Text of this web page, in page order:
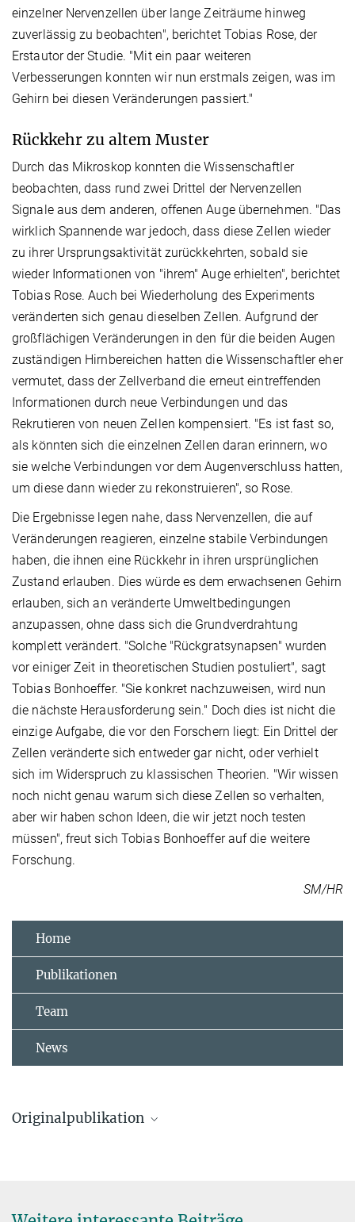
einzelner Nervenzellen über lange Zeiträume hinweg
zuverlässig zu beobachten", berichtet Tobias Rose, der
Erstautor der Studie. "Mit ein paar weiteren
Verbesserungen konnten wir nun erstmals zeigen, was im
Gehirn bei diesen Veränderungen passiert."
Rückkehr zu altem Muster
Durch das Mikroskop konnten die Wissenschaftler
beobachten, dass rund zwei Drittel der Nervenzellen
Signale aus dem anderen, offenen Auge übernehmen. "Das
wirklich Spannende war jedoch, dass diese Zellen wieder
zu ihrer Ursprungsaktivität zurückkehrten, sobald sie
wieder Informationen von "ihrem" Auge erhielten", berichtet
Tobias Rose. Auch bei Wiederholung des Experiments
veränderten sich genau dieselben Zellen. Aufgrund der
großflächigen Veränderungen in den für die beiden Augen
zuständigen Hirnbereichen hatten die Wissenschaftler eher
vermutet, dass der Zellverband die erneut eintreffenden
Informationen durch neue Verbindungen und das
Rekrutieren von neuen Zellen kompensiert. "Es ist fast so,
als könnten sich die einzelnen Zellen daran erinnern, wo
sie welche Verbindungen vor dem Augenverschluss hatten,
um diese dann wieder zu rekonstruieren", so Rose.
Die Ergebnisse legen nahe, dass Nervenzellen, die auf
Veränderungen reagieren, einzelne stabile Verbindungen
haben, die ihnen eine Rückkehr in ihren ursprünglichen
Zustand erlauben. Dies würde es dem erwachsenen Gehirn
erlauben, sich an veränderte Umweltbedingungen
anzupassen, ohne dass sich die Grundverdrahtung
komplett verändert. "Solche "Rückgratsynapsen" wurden
vor einiger Zeit in theoretischen Studien postuliert", sagt
Tobias Bonhoeffer. "Sie konkret nachzuweisen, wird nun
die nächste Herausforderung sein." Doch dies ist nicht die
einzige Aufgabe, die vor den Forschern liegt: Ein Drittel der
Zellen veränderte sich entweder gar nicht, oder verhielt
sich im Widerspruch zu klassischen Theorien. "Wir wissen
noch nicht genau warum sich diese Zellen so verhalten,
aber wir haben schon Ideen, die wir jetzt noch testen
müssen", freut sich Tobias Bonhoeffer auf die weitere
Forschung.
SM/HR
Home
Publikationen
Team
News
Originalpublikation